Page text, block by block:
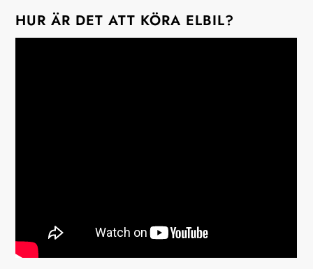
HUR ÄR DET ATT KÖRA ELBIL?